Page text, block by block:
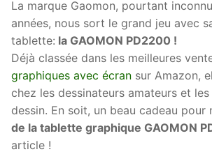
La marque Gaomon, pourtant
années, nous sort le grand jeu avec
tablette: la GAOMON PD2200 !
Déjà classée dans les meilleures
graphiques avec écran sur Amazon,
chez les dessinateurs amateurs et
dessin. En soit, un beau cadeau pour
de la tablette graphique GAOMON
article !